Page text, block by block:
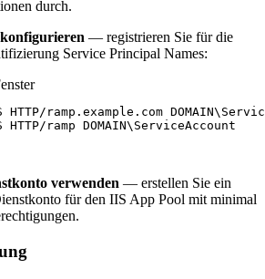
durch.
— registrieren Sie für die
Service Principal Names:
HTTP/ ramp.example.com
HTTP/ ramp DOMAIN\ServiceAccount
verwenden — erstellen Sie ein
für den IIS App Pool mit minimal